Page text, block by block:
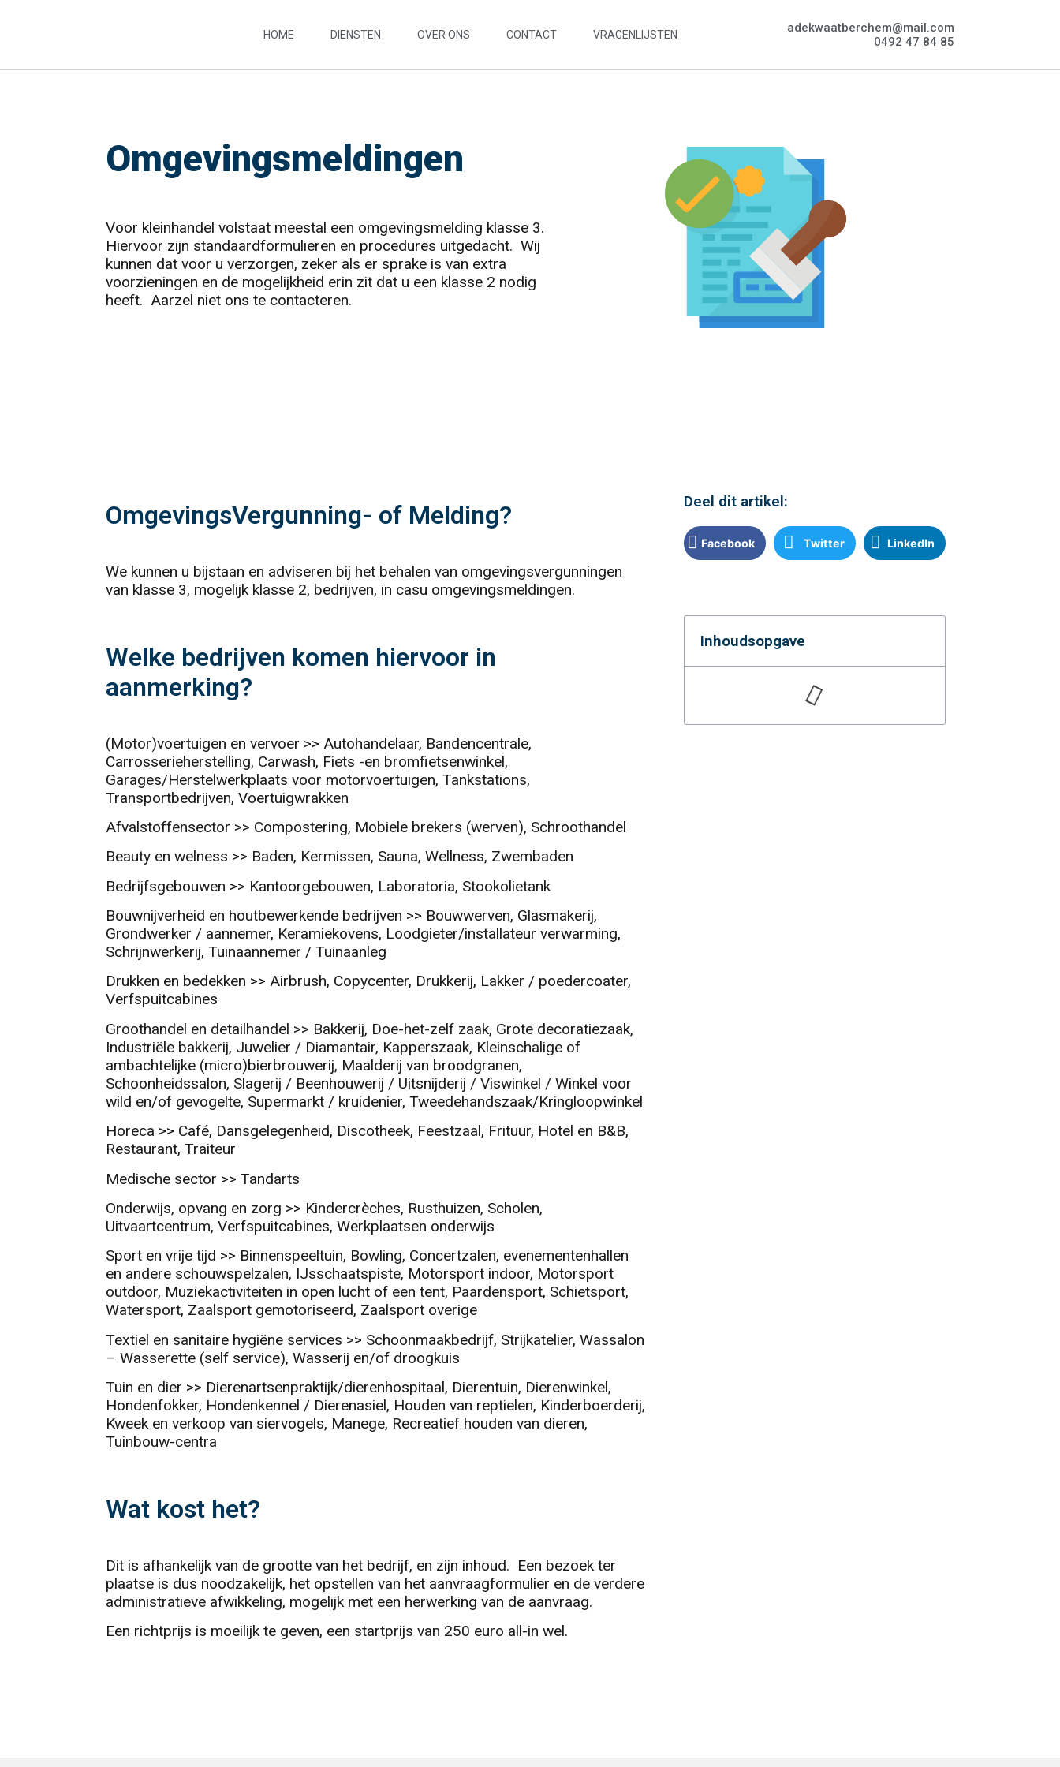
HOME DIENSTEN OVER ONS CONTACT VRAGENLIJSTEN
adekwaatberchem@mail.com
0492 47 84 85
Omgevingsmeldingen
Voor kleinhandel volstaat meestal een omgevingsmelding klasse 3.
Hiervoor zijn standaardformulieren en procedures uitgedacht. Wij
kunnen dat voor u verzorgen, zeker als er sprake is van extra
voorzieningen en de mogelijkheid erin zit dat u een klasse 2 nodig
heeft. Aarzel niet ons te contacteren.
OmgevingsVergunning- of Melding?
We kunnen u bijstaan en adviseren bij het behalen van omgevingsvergunningen
van klasse 3, mogelijk klasse 2, bedrijven, in casu omgevingsmeldingen.
Welke bedrijven komen hiervoor in
aanmerking?
(Motor)voertuigen en vervoer >> Autohandelaar, Bandencentrale,
Carrosserieherstelling, Carwash, Fiets -en bromfietsenwinkel,
Garages/Herstelwerkplaats voor motorvoertuigen, Tankstations,
Transportbedrijven, Voertuigwrakken
Afvalstoffensector >> Compostering, Mobiele brekers (werven), Schroothandel
Beauty en welness >> Baden, Kermissen, Sauna, Wellness, Zwembaden
Bedrijfsgebouwen >> Kantoorgebouwen, Laboratoria, Stookolietank
Bouwnijverheid en houtbewerkende bedrijven >> Bouwwerven, Glasmakerij,
Grondwerker / aannemer, Keramiekovens, Loodgieter/installateur verwarming,
Schrijnwerkerij, Tuinaannemer / Tuinaanleg
Drukken en bedekken >> Airbrush, Copycenter, Drukkerij, Lakker / poedercoater,
Verfspuitcabines
Groothandel en detailhandel >> Bakkerij, Doe-het-zelf zaak, Grote decoratiezaak,
Industriële bakkerij, Juwelier / Diamantair, Kapperszaak, Kleinschalige of
ambachtelijke (micro)bierbrouwerij, Maalderij van broodgranen,
Schoonheidssalon, Slagerij / Beenhouwerij / Uitsnijderij / Viswinkel / Winkel voor
wild en/of gevogelte, Supermarkt / kruidenier, Tweedehandszaak/Kringloopwinkel
Horeca >> Café, Dansgelegenheid, Discotheek, Feestzaal, Frituur, Hotel en B&B,
Restaurant, Traiteur
Medische sector >> Tandarts
Onderwijs, opvang en zorg >> Kindercrèches, Rusthuizen, Scholen,
Uitvaartcentrum, Verfspuitcabines, Werkplaatsen onderwijs
Sport en vrije tijd >> Binnenspeeltuin, Bowling, Concertzalen, evenementenhallen
en andere schouwspelzalen, IJsschaatspiste, Motorsport indoor, Motorsport
outdoor, Muziekactiviteiten in open lucht of een tent, Paardensport, Schietsport,
Watersport, Zaalsport gemotoriseerd, Zaalsport overige
Textiel en sanitaire hygiëne services >> Schoonmaakbedrijf, Strijkatelier, Wassalon
– Wasserette (self service), Wasserij en/of droogkuis
Tuin en dier >> Dierenartsenpraktijk/dierenhospitaal, Dierentuin, Dierenwinkel,
Hondenfokker, Hondenkennel / Dierenasiel, Houden van reptielen, Kinderboerderij,
Kweek en verkoop van siervogels, Manege, Recreatief houden van dieren,
Tuinbouw-centra
Wat kost het?
Dit is afhankelijk van de grootte van het bedrijf, en zijn inhoud. Een bezoek ter
plaatse is dus noodzakelijk, het opstellen van het aanvraagformulier en de verdere
administratieve afwikkeling, mogelijk met een herwerking van de aanvraag.
Een richtprijs is moeilijk te geven, een startprijs van 250 euro all-in wel.
Deel dit artikel:
Facebook Twitter LinkedIn
Inhoudsopgave